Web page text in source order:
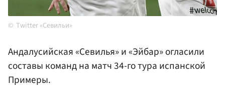
Twitter «Севильи»
Андалусийская «Севилья» и «Эйбар» огласили
составы команд на матч 34-го тура испанской
Примеры.